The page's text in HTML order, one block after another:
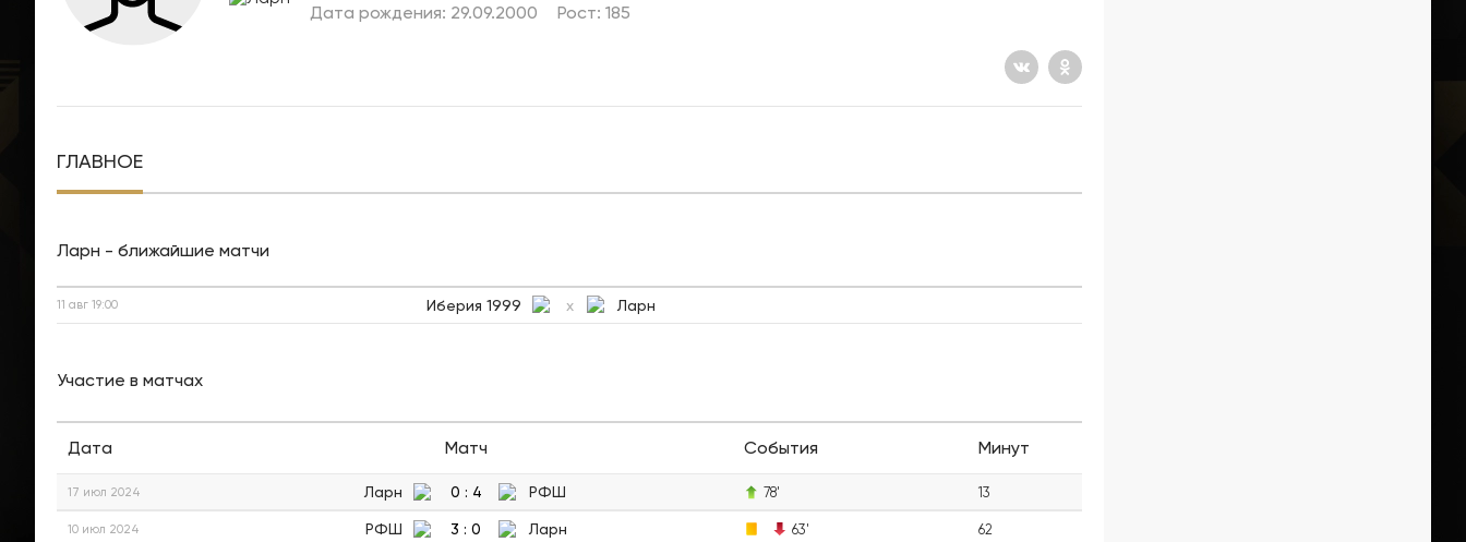
Дата рождения: 29.09.2000 Рост: 185
ГЛАВНОЕ
Ларн - ближайшие матчи
11 авг 19:00 Иберия 1999 x Ларн
Участие в матчах
Дата Матч События Минут
17 июл 2024 Ларн 0 : 4 РФШ 78' 13
10 июл 2024 РФШ 3 : 0 Ларн 63' 62